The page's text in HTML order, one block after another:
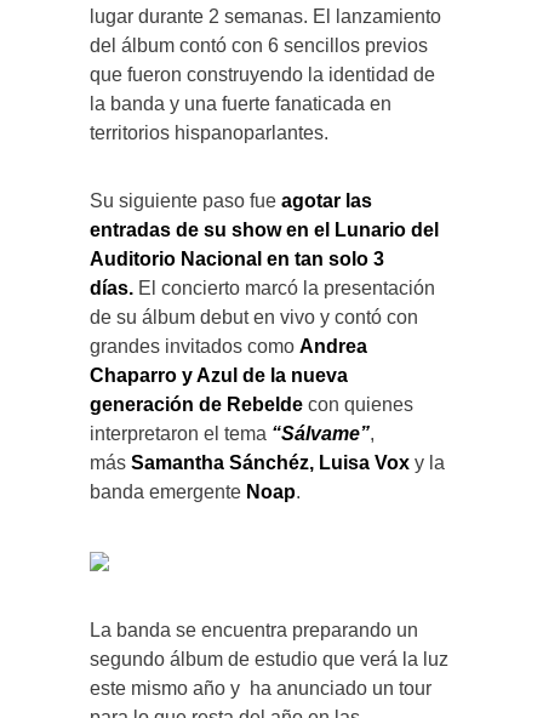
lugar durante 2 semanas. El lanzamiento
del álbum contó con 6 sencillos previos
que fueron construyendo la identidad de
la banda y una fuerte fanaticada en
territorios hispanoparlantes.
Su siguiente paso fue agotar las
entradas de su show en el Lunario del
Auditorio Nacional en tan solo 3
días. El concierto marcó la presentación
de su álbum debut en vivo y contó con
grandes invitados como Andrea
Chaparro y Azul de la nueva
generación de Rebelde con quienes
interpretaron el tema “Sálvame”,
más Samantha Sánchéz, Luisa Vox y la
banda emergente Noap.
La banda se encuentra preparando un
segundo álbum de estudio que verá la luz
este mismo año y ha anunciado un tour